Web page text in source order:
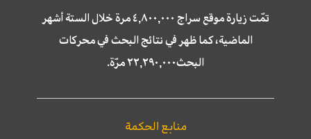
تمّت زيارة موقع سراج ٤,٨٠٠,٠٠٠ مرة خلال الستة أشهر
الماضية، كما ظهر في نتائج البحث في محركات
البحث٢٢,٢٩٠,٠٠٠ مرّة.
منابع الحكمة